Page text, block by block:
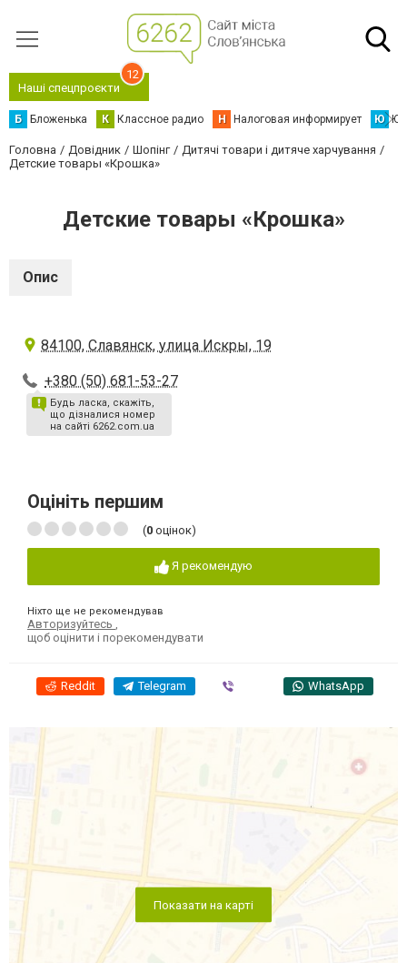
Наші спецпроєкти
12
Б Бложенька К Классное радио Н Налоговая информирует Ю
Головна Довідник Шопінг
Дитячі товари і дитяче харчування
Детские товары «Крошка»
Детские товары «Крошка»
Опис
84100, Славянск, улица Искры, 19
+380 (50) 681-53-27
Будь ласка, скажіть,
що дізналися номер
на сайті 6262.com.ua
Оцініть першим
(0 оцінок)
Я рекомендую
Ніхто ще не рекомендував
Авторизуйтесь
щоб оцінити і порекомендувати
Reddit Telegram WhatsApp
Показати на карті